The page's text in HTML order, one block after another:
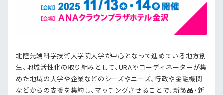
北陸先端科学技術大学院大学が中心となって進めている地方創
生、地域活性化の取り組みとして、URAやコーディネーターが集
めた地域の大学や企業などのシーズやニーズ、行政や金融機関
などからの支援を集約し、マッチングさせることで、新製品・新